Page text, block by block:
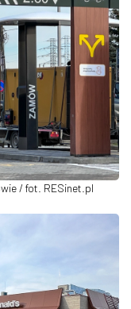
/ fot. RESinet.pl